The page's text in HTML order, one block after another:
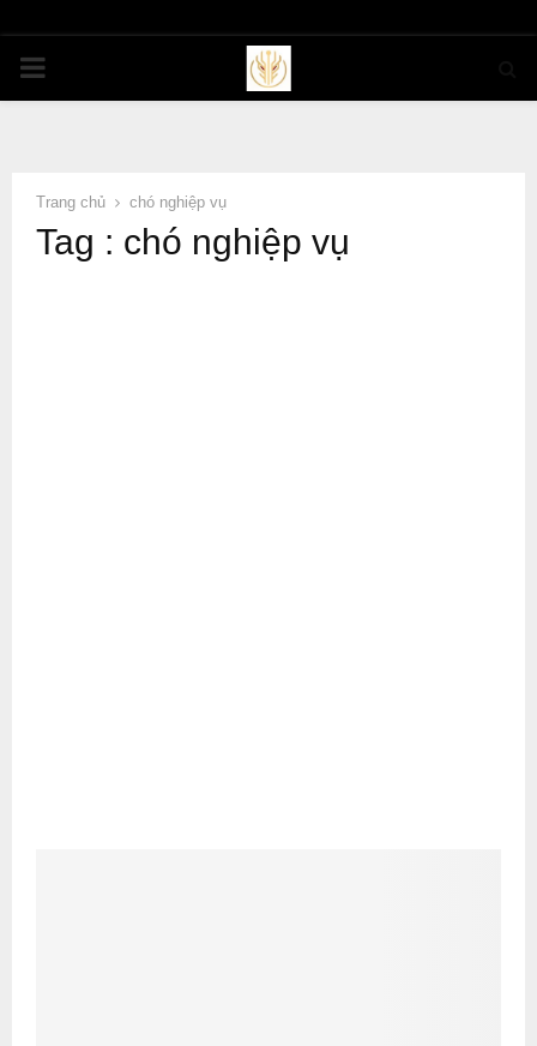
PRIMARY
Trang chủ chó nghiệp vụ
Tag : chó nghiệp vụ